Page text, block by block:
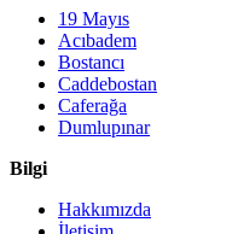
19 Mayıs
Acıbadem
Bostancı
Caddebostan
Caferağa
Dumlupınar
Bilgi
Hakkımızda